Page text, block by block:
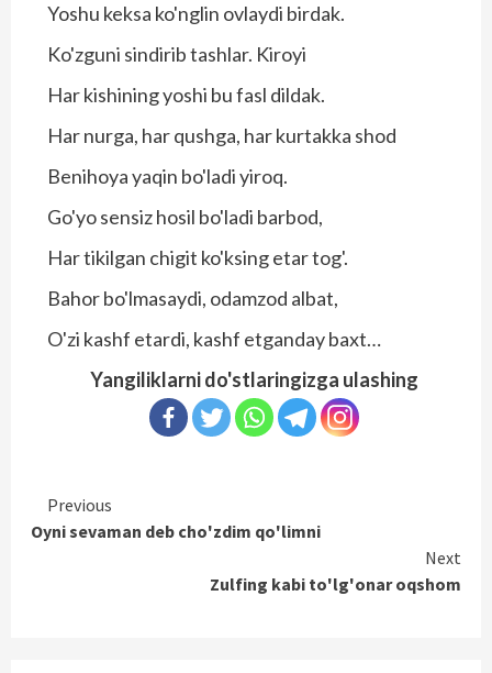
Yoshu keksa ko'nglin ovlaydi birdak.
Ko'zguni sindirib tashlar. Kiroyi
Har kishining yoshi bu fasl dildak.
Har nurga, har qushga, har kurtakka shod
Benihoya yaqin bo'ladi yiroq.
Go'yo sensiz hosil bo'ladi barbod,
Har tikilgan chigit ko'ksing etar tog'.
Bahor bo'lmasaydi, odamzod albat,
O'zi kashf etardi, kashf etganday baxt…
Yangiliklarni do'stlaringizga ulashing
Continue
Reading
Previous
Oyni sevaman deb cho'zdim qo'limni
Next
Zulfing kabi to'lg'onar oqshom